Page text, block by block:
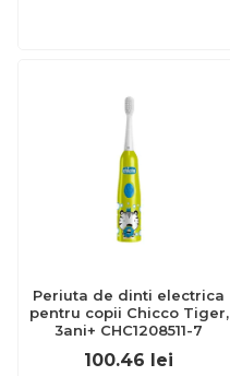
Periuta de dinti electrica
pentru copii Chicco Tiger,
3ani+ CHC1208511-7
100.46 lei